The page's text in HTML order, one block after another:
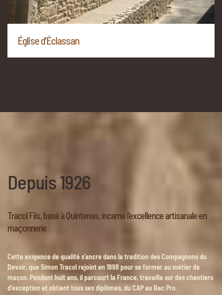
Église d’Éclassan
Depuis 1926
Tracol Fils, basé à Quintenas, incarne l'excellence artisanale en
maçonnerie
Cette exigence de qualité s’ancre dans latradition des Compagnons du
Devoir, que Simon Tracol rejoint en 1998 pour se former au métier de
maçon. Pendant huit ans, il parcourt la France, travaille sur des chantiers
d’exception et obtient tous ses diplômes, du CAP au Bac Pro.